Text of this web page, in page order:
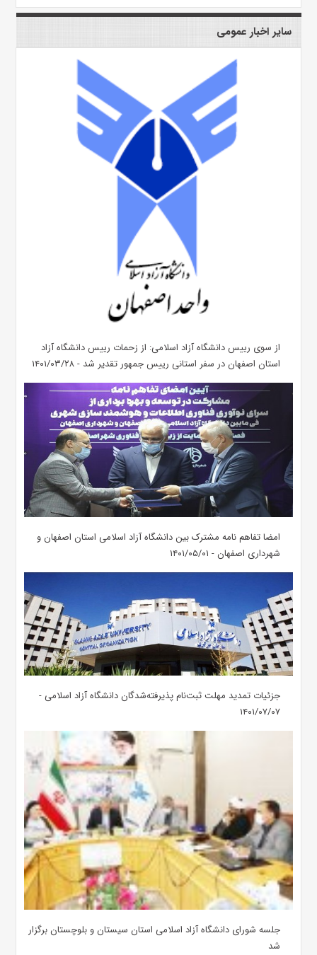
سایر اخبار عمومی
از سوی رییس دانشگاه آزاد اسلامی: از زحمات رییس دانشگاه آزاد
استان اصفهان در سفر استانی رییس جمهور تقدیر شد - ۱۴۰۱/۰۳/۲۸
امضا تفاهم نامه مشترک بین دانشگاه آزاد اسلامی استان اصفهان و
شهرداری اصفهان - ۱۴۰۱/۰۵/۰۱
جزئیات تمدید مهلت ثبت‌نام پذیرفته‌شدگان دانشگاه آزاد اسلامی -
۱۴۰۱/۰۷/۰۷
جلسه شورای دانشگاه آزاد اسلامی استان سیستان و بلوچستان برگزار
شد